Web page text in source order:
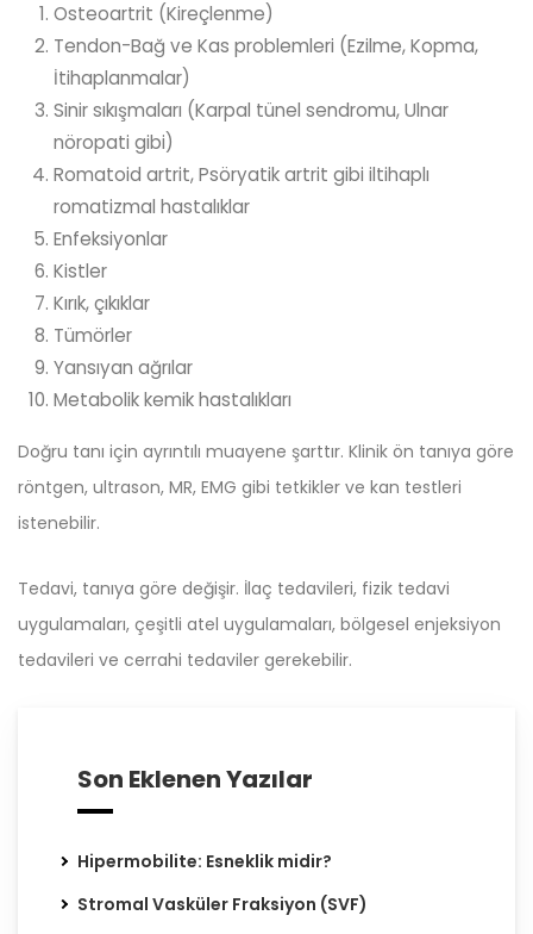
Osteoartrit (Kireçlenme)
Tendon-Bağ ve Kas problemleri (Ezilme, Kopma,
İtihaplanmalar)
Sinir sıkışmaları (Karpal tünel sendromu, Ulnar
nöropati gibi)
Romatoid artrit, Psöryatik artrit gibi iltihaplı
romatizmal hastalıklar
Enfeksiyonlar
Kistler
Kırık, çıkıklar
Tümörler
Yansıyan ağrılar
Metabolik kemik hastalıkları
Doğru tanı için ayrıntılı muayene şarttır. Klinik ön tanıya göre
röntgen, ultrason, MR, EMG gibi tetkikler ve kan testleri
istenebilir.
Tedavi, tanıya göre değişir. İlaç tedavileri, fizik tedavi
uygulamaları, çeşitli atel uygulamaları, bölgesel enjeksiyon
tedavileri ve cerrahi tedaviler gerekebilir.
Son Eklenen Yazılar
Hipermobilite: Esneklik midir?
Stromal Vasküler Fraksiyon (SVF)